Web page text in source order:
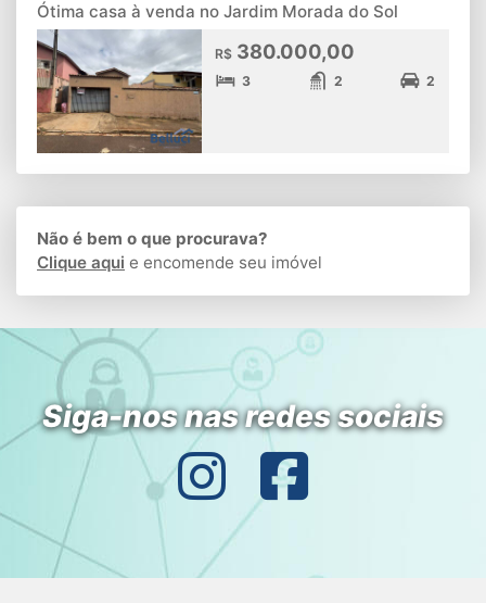
Ótima casa à venda no Jardim Morada do Sol
R$ 380.000,00
3 2 2
Não é bem o que procurava?
Clique aqui e encomende seu imóvel
Siga-nos nas redes sociais